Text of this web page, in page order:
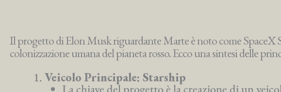
Il progetto di Elon Musk riguardante Marte è noto come SpaceX
colonizzazione umana del pianeta rosso. Ecco una sintesi delle
Veicolo Principale: Starship